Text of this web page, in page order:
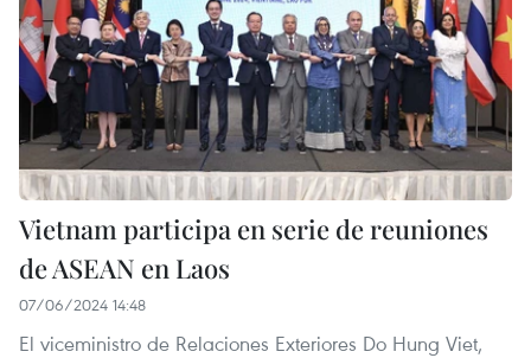
Vietnam participa en serie de reuniones
de ASEAN en Laos
07/06/2024 14:48
El viceministro de Relaciones Exteriores Do Hung Viet,